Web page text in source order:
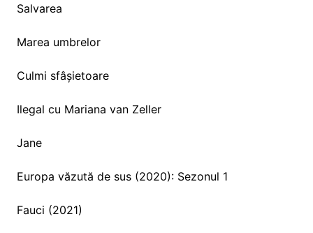
Salvarea
Marea umbrelor
Culmi sfâșietoare
Ilegal cu Mariana van Zeller
Jane
Europa văzută de sus (2020): Sezonul 1
Fauci (2021)